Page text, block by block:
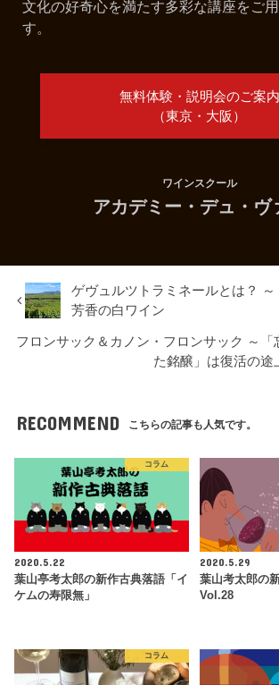
文化の好奇心を満たす多彩な講座をご
す。
無料体験・説明会のご案内
（東京・大阪）
ワインスクール
アカデミー・デュ・ヴ
ゲヴュルツトラミネールとは？
芳香の白ワイン
フロンサック＆カノン・フロンサック ～「
た銘醸」は復活の途
RECOMMEND こちらの記事も人気です。
コラム
2020.5.22
葉山亭考太郎の新作古典落語「イ
ケムの寿限無」
2020.5.29
葉山考太郎の
Vol.28
コラム